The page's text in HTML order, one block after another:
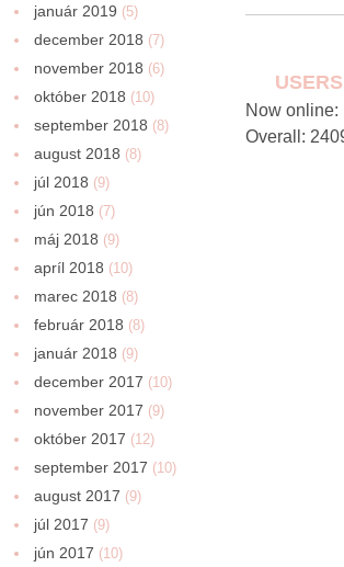
január 2019 (5)
december 2018 (7)
november 2018 (6)
október 2018 (10)
september 2018 (8)
august 2018 (8)
júl 2018 (9)
jún 2018 (7)
máj 2018 (9)
apríl 2018 (10)
marec 2018 (8)
február 2018 (8)
január 2018 (9)
december 2017 (10)
november 2017 (9)
október 2017 (12)
september 2017 (10)
august 2017 (9)
júl 2017 (9)
jún 2017 (10)
Now online:
Overall: